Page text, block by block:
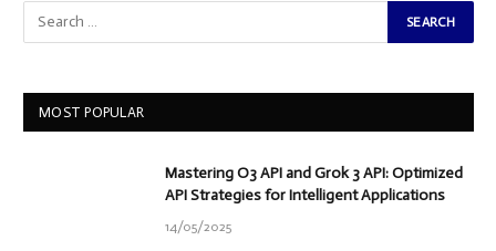
MOST POPULAR
Mastering O3 API and Grok 3 API: Optimized
API Strategies for Intelligent Applications
14/05/2025